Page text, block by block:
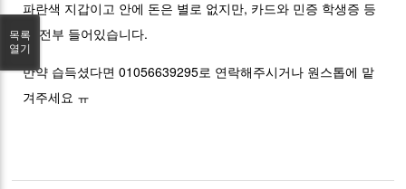
파란색 지갑이고 안에 돈은 별로 없지만, 카드와 민증 학생증 등
이 전부 들어있습니다.
만약 습득셨다면 01056639295로 연락해주시거나 원스톱에 맡
겨주세요 ㅠ
목록
열기